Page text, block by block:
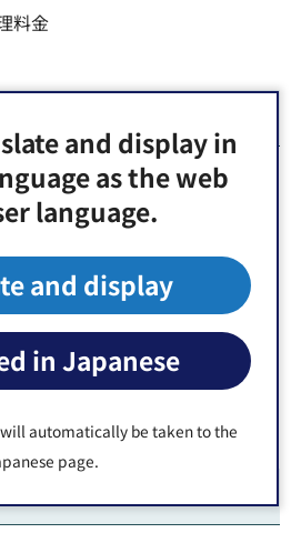
and display in
as the web
language.
and display
in Japanese
automatically be taken to the
page.
料金
料金の上限はありません。
例によって処理料金（廃棄物処
います。そして、許可業者はそ
理料金を受け取ることはできま
あたり46円（令和5年10月1日～
っております。詳細について
の「事業系一般廃棄物処理手数